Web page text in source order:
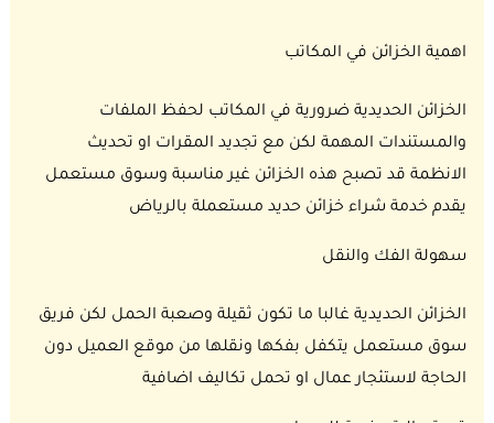
اهمية الخزائن في المكاتب
الخزائن الحديدية ضرورية في المكاتب لحفظ الملفات
والمستندات المهمة لكن مع تجديد المقرات او تحديث
الانظمة قد تصبح هذه الخزائن غير مناسبة وسوق مستعمل
يقدم خدمة شراء خزائن حديد مستعملة بالرياض
سهولة الفك والنقل
الخزائن الحديدية غالبا ما تكون ثقيلة وصعبة الحمل لكن فريق
سوق مستعمل يتكفل بفكها ونقلها من موقع العميل دون
الحاجة لاستئجار عمال او تحمل تكاليف اضافية